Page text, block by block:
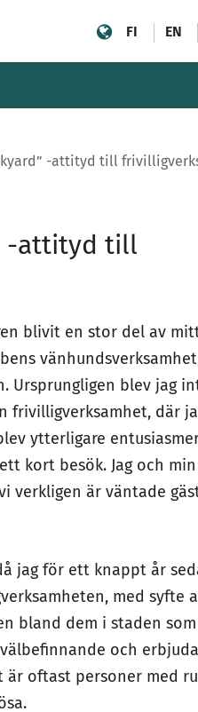
FI EN
-attityd till
-attityd till
blivit en stor del av
blev jag
där
ytterligare
kort besök. Jag och
verkligen är väntade
jag för ett knappt år
med syfte
bland dem i staden
och
är oftast personer med